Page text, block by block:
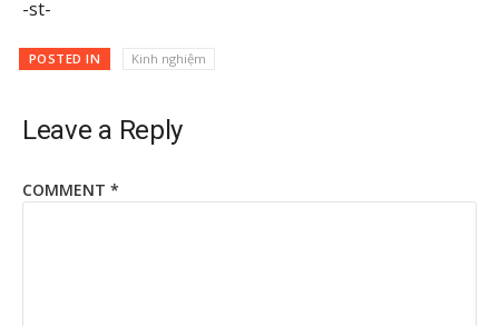
-st-
POSTED IN Kinh nghiệm
Leave a Reply
COMMENT *